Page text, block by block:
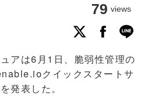
79 views
アは6月1日、脆弱性管理の
クイックスタートサ
発表した。